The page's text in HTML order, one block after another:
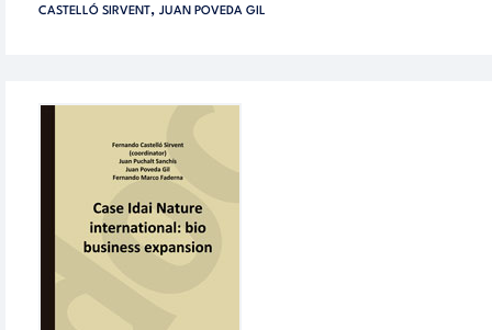
CASTELLÓ SIRVENT, JUAN POVEDA GIL